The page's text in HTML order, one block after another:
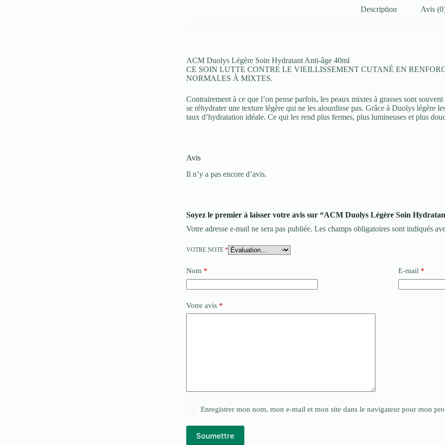
Description Avis
ACM Duolys Légère Soin Hydratant Anti-âge 40ml
CE SOIN LUTTE CONTRE LE VIEILLISSEMENT CUTANÉ EN
NORMALES À MIXTES.
Contrairement à ce que l’on pense parfois, les peaux mixtes à grasses sont
se réhydrater une texture légère qui ne les alourdisse pas. Grâce à Duolys légère
taux d’hydratation idéale. Ce qui les rend plus fermes, plus lumineuses et plus
Avis
Il n’y a pas encore d’avis.
Soyez le premier à laisser votre avis sur “ACM Duolys Légère Soin
Votre adresse e-mail ne sera pas publiée. Les champs obligatoires sont indiqués
VOTRE NOTE *
Nom * E-mail *
Votre avis *
Enregistrer mon nom, mon e-mail et mon site dans le navigateur pour mon
Soumettre